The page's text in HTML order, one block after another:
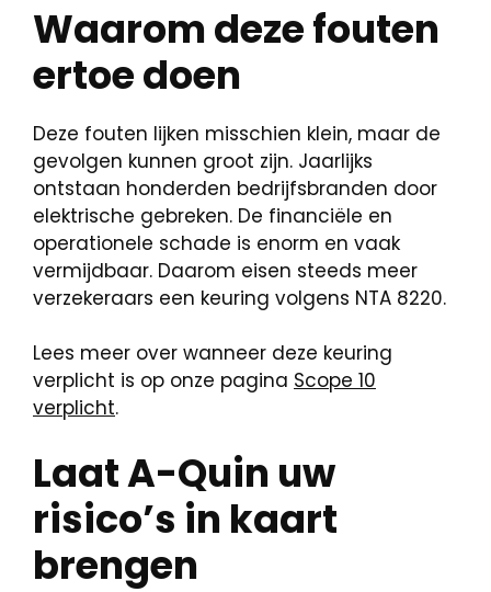
Waarom deze fouten
ertoe doen
Deze fouten lijken misschien klein, maar de
gevolgen kunnen groot zijn. Jaarlijks
ontstaan honderden bedrijfsbranden door
elektrische gebreken. De financiële en
operationele schade is enorm en vaak
vermijdbaar. Daarom eisen steeds meer
verzekeraars een keuring volgens NTA 8220.
Lees meer over wanneer deze keuring
verplicht is op onze pagina Scope 10
verplicht.
Laat A-Quin uw
risico’s in kaart
brengen